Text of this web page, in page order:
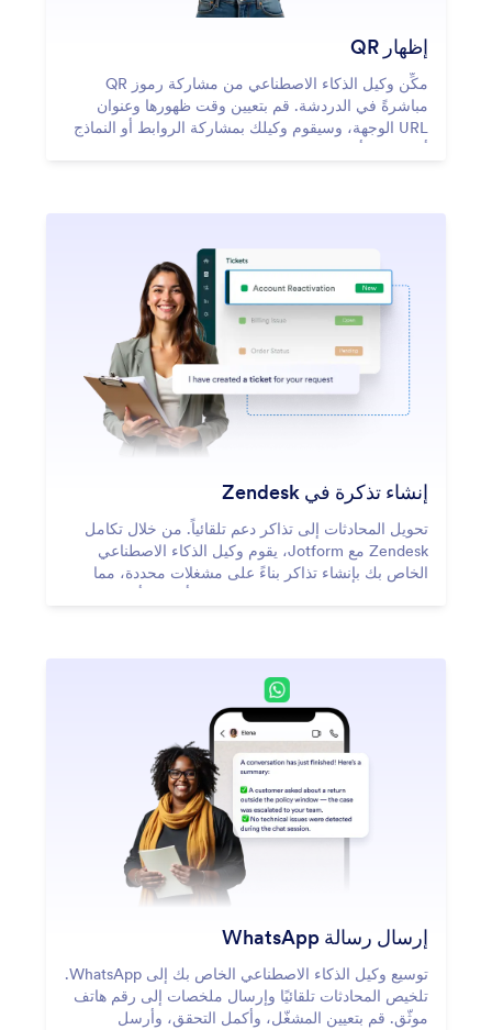
إظهار QR
مكِّن وكيل الذكاء الاصطناعي من مشاركة رموز QR
مباشرةً في الدردشة. قم بتعيين وقت ظهورها وعنوان
URL الوجهة، وسيقوم وكيلك بمشاركة الروابط أو النماذج
أو الموارد أو تنزيلات التطبيقات على الفور في الوقت
إنشاء تذكرة في Zendesk
تحويل المحادثات إلى تذاكر دعم تلقائياً. من خلال تكامل
Zendesk مع Jotform، يقوم وكيل الذكاء الاصطناعي
الخاص بك بإنشاء تذاكر بناءً على مشغلات محددة، مما
يساعد فريقك على إدارة الدعم بشكل أسرع وأسهل.
إرسال رسالة WhatsApp
توسيع وكيل الذكاء الاصطناعي الخاص بك إلى WhatsApp.
تلخيص المحادثات تلقائيًا وإرسال ملخصات إلى رقم هاتف
موثّق. قم بتعيين المشغّل، وأكمل التحقق، وأرسل